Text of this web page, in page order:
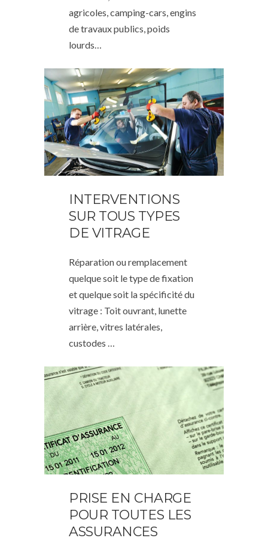
agricoles, camping-cars, engins
de travaux publics, poids
lourds…
INTERVENTIONS
SUR TOUS TYPES
DE VITRAGE
Réparation ou remplacement
quelque soit le type de fixation
et quelque soit la spécificité du
vitrage : Toit ouvrant, lunette
arrière, vitres latérales,
custodes …
PRISE EN CHARGE
POUR TOUTES LES
ASSURANCES